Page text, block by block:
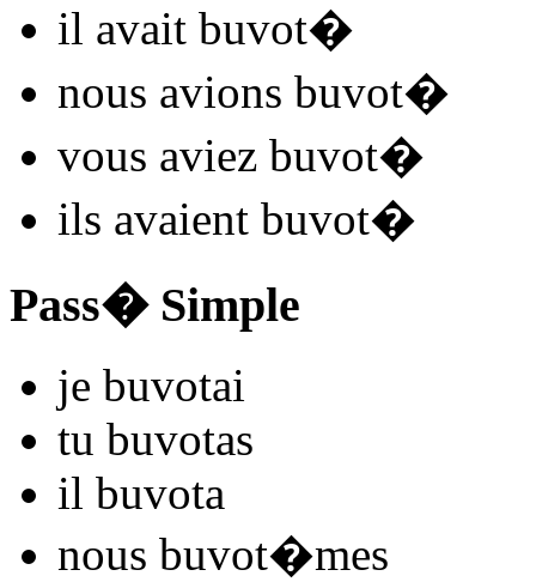
il avait buvot�
nous avions buvot�
vous aviez buvot�
ils avaient buvot�
Pass� Simple
je buvotai
tu buvotas
il buvota
nous buvot�mes